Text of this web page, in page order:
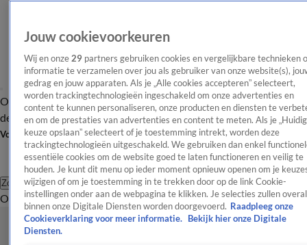
OverzichtAfleveringen Entertainment TV Algemeen
Tip
de redactieNieuwsbrief
Volg Shownieuws
Zoeken
OverzichtEntertainmentSpraakmakendRealityCrimeVideo's
Jouw cookievoorkeuren
Wij en onze 29 partners gebruiken cookies en vergelijkbare technieken
informatie te verzamelen over jou als gebruiker van onze website(s),
gedrag en jouw apparaten. Als je „Alle cookies accepteren” selecteert,
worden trackingtechnologieën ingeschakeld om onze advertenties en
content te kunnen personaliseren, onze producten en diensten te
en om de prestaties van advertenties en content te meten. Als je
keuze opslaan” selecteert of je toestemming intrekt, worden deze
trackingtechnologieën uitgeschakeld. We gebruiken dan enkel
essentiële cookies om de website goed te laten functioneren en veilig te
houden. Je kunt dit menu op ieder moment opnieuw openen om je
wijzigen of om je toestemming in te trekken door op de link Cookie-
instellingen onder aan de webpagina te klikken. Je selecties zullen overal
binnen onze Digitale Diensten worden doorgevoerd. Raadpleeg onze
Cookieverklaring voor meer informatie.
Bekijk hier onze Digitale
Diensten.